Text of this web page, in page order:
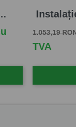
Pret de baza
1.053,19
TVA